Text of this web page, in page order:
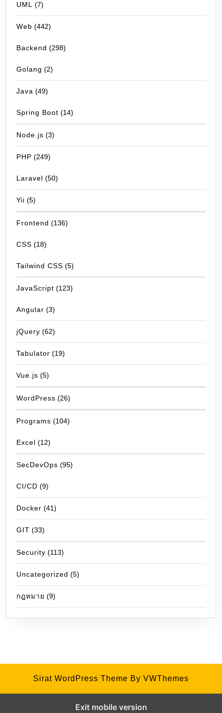
UML (7)
Web (442)
Backend (298)
Golang (2)
Java (49)
Spring Boot (14)
Node.js (3)
PHP (249)
Laravel (50)
Yii (5)
Frontend (136)
CSS (18)
Tailwind CSS (5)
JavaScript (123)
Angular (3)
jQuery (62)
Tabulator (19)
Vue.js (5)
WordPress (26)
Programs (104)
Excel (12)
SecDevOps (95)
CI/CD (9)
Docker (41)
GIT (33)
Security (113)
Uncategorized (5)
กฎหมาย (9)
Sirat WordPress Theme By VWThemes
Exit mobile version